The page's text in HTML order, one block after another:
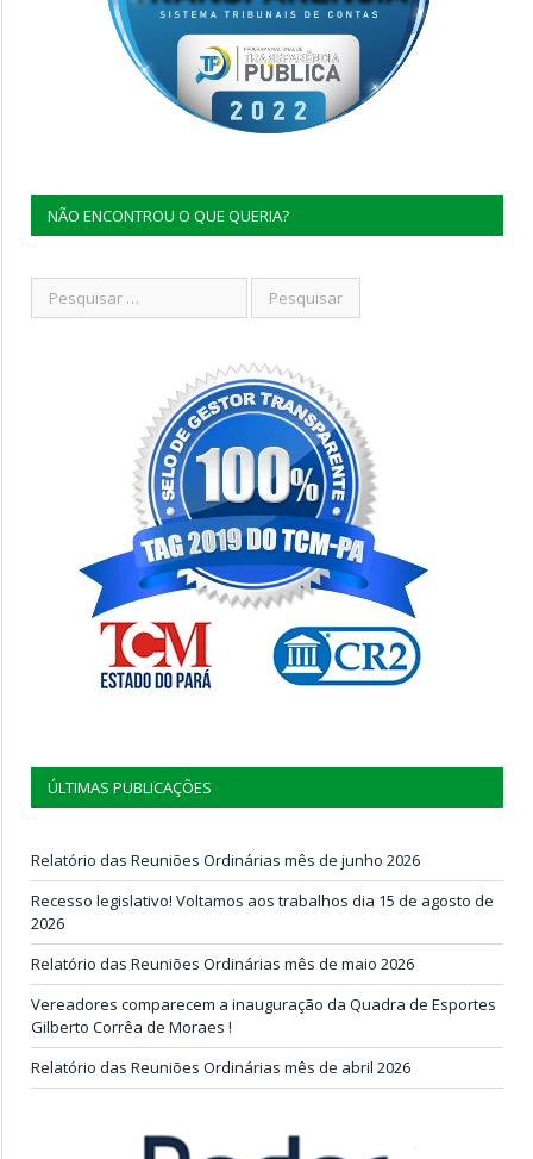
NÃO ENCONTROU O QUE QUERIA?
ÚLTIMAS PUBLICAÇÕES
Relatório das Reuniões Ordinárias mês de junho 2026
Recesso legislativo! Voltamos aos trabalhos dia 15 de agosto de
2026
Relatório das Reuniões Ordinárias mês de maio 2026
Vereadores comparecem a inauguração da Quadra de Esportes
Gilberto Corrêa de Moraes !
Relatório das Reuniões Ordinárias mês de abril 2026